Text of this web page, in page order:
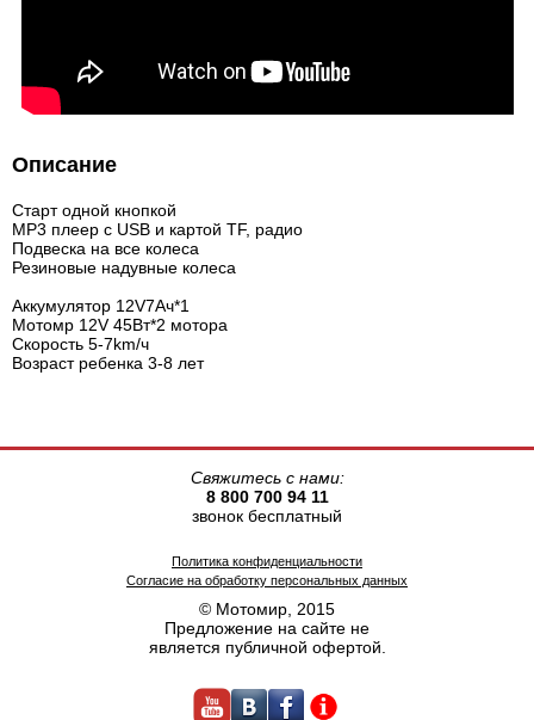
Описание
Старт одной кнопкой
MP3 плеер с USB и картой TF, радио
Подвеска на все колеса
Резиновые надувные колеса
Аккумулятор 12V7Aч*1
Мотомр 12V 45Вт*2 мотора
Скорость 5-7km/ч
Возраст ребенка 3-8 лет
© Мотомир, 2015
Предложение на сайте не
является публичной офертой.
Политика конфиденциальности
Согласие на обработку персональных данных
Свяжитесь с нами:
8 800 700 94 11
звонок бесплатный